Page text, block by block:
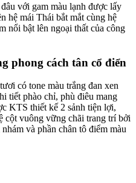
với gam màu lạnh được lấy
hệ mái Thái bắt mắt cùng hệ
nổi bật lên ngoại thất của công
phong cách tân cổ điển
có tone màu trắng đan xen
tiết phào chỉ, phù điêu mang
KTS thiết kế 2 sảnh tiện lợi,
cột vuông vững chãi trang trí bởi
và phần chân tô điểm màu